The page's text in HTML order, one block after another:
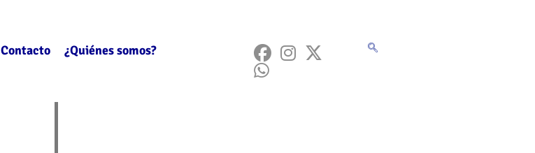
Contacto ¿Quiénes somos?